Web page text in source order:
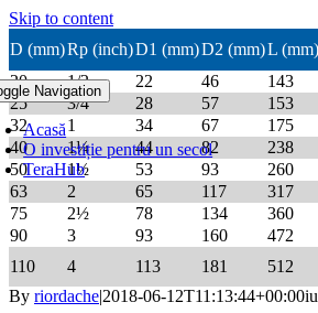
Skip to content
Navigation
Acasă
O investiție pentru un secol
TeraHub
D (mm)Rp (inch)D1 (mm)D2 (mm)L (mm)
20
1/2 22 46 143
25
3/4 28 57 153
32
1 34 67 175
40
1¼ 44 82 238
50
1½ 53 93 260
63
2 65 117 317
75
2½ 78 134 360
90
3 93 160 472
110
4 113 181 512
By riordache|2018-06-12T11:13:44+00:00